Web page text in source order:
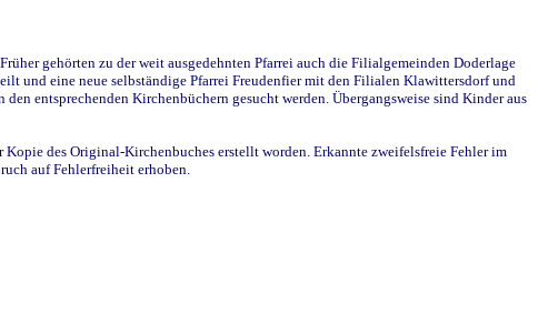
gehörten zu der weit ausgedehnten Pfarrei auch die Filialgemeinden Doderlage
und eine neue selbständige Pfarrei Freudenfier mit den Filialen Klawittersdorf und
entsprechenden Kirchenbüchern gesucht werden. Übergangsweise sind Kinder aus
des Original-Kirchenbuches erstellt worden. Erkannte zweifelsfreie Fehler im
auf Fehlerfreiheit erhoben.